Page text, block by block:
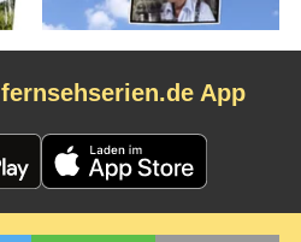
fernsehserien.de App